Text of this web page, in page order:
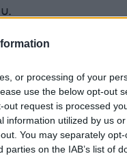
or processing of your
use the below opt-out
request is processed
information utilized by us
You may separately
on the IAB’s list of
ανασκαφές,
από κοντά αυτά